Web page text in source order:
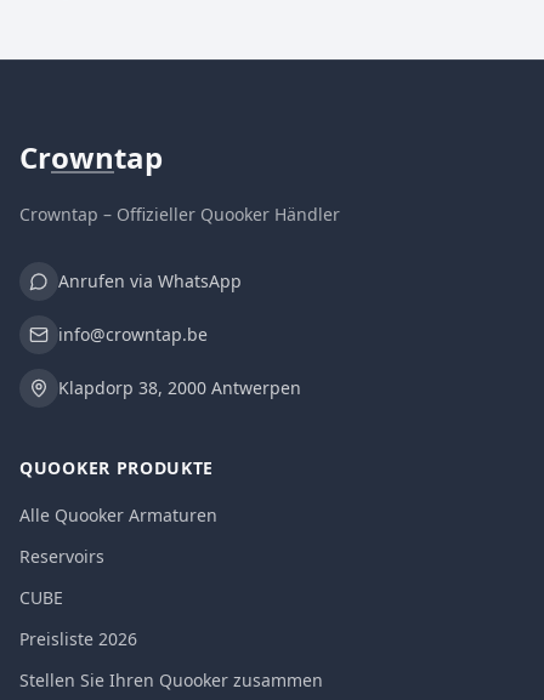
Crowntap
Crowntap – Offizieller Quooker Händler
Anrufen via WhatsApp
info@crowntap.be
Klapdorp 38, 2000 Antwerpen
QUOOKER PRODUKTE
Alle Quooker Armaturen
Reservoirs
CUBE
Preisliste 2026
Stellen Sie Ihren Quooker zusammen